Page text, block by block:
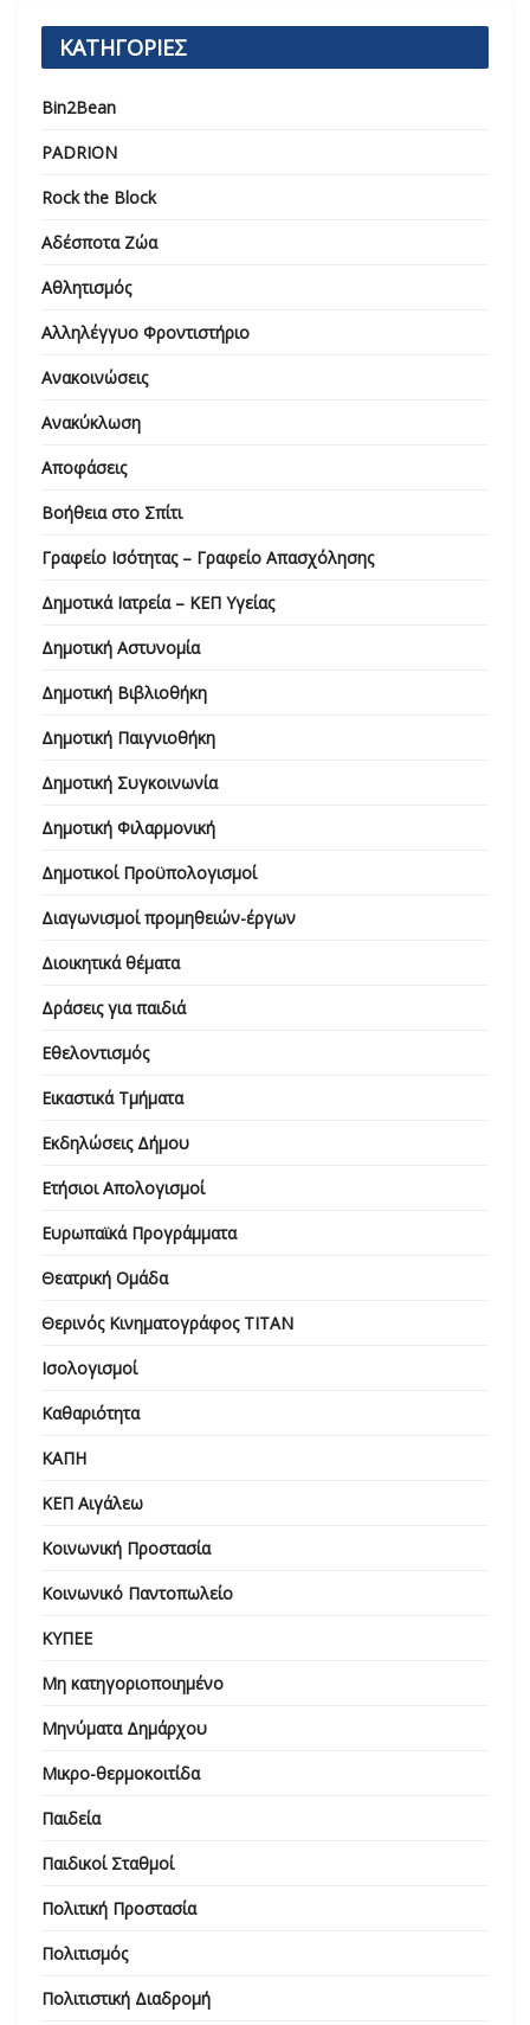
ΚΑΤΗΓΟΡΙΕΣ
Bin2Bean
PADRION
Rock the Block
Αδέσποτα Ζώα
Αθλητισμός
Αλληλέγγυο Φροντιστήριο
Ανακοινώσεις
Ανακύκλωση
Αποφάσεις
Βοήθεια στο Σπίτι
Γραφείο Ισότητας – Γραφείο Απασχόλησης
Δημοτικά Ιατρεία – ΚΕΠ Υγείας
Δημοτική Αστυνομία
Δημοτική Βιβλιοθήκη
Δημοτική Παιγνιοθήκη
Δημοτική Συγκοινωνία
Δημοτική Φιλαρμονική
Δημοτικοί Προϋπολογισμοί
Διαγωνισμοί προμηθειών-έργων
Διοικητικά θέματα
Δράσεις για παιδιά
Εθελοντισμός
Εικαστικά Τμήματα
Εκδηλώσεις Δήμου
Ετήσιοι Απολογισμοί
Ευρωπαϊκά Προγράμματα
Θεατρική Ομάδα
Θερινός Κινηματογράφος ΤΙΤΑΝ
Ισολογισμοί
Καθαριότητα
ΚΑΠΗ
ΚΕΠ Αιγάλεω
Κοινωνική Προστασία
Κοινωνικό Παντοπωλείο
ΚΥΠΕΕ
Μη κατηγοριοποιημένο
Μηνύματα Δημάρχου
Μικρο-θερμοκοιτίδα
Παιδεία
Παιδικοί Σταθμοί
Πολιτική Προστασία
Πολιτισμός
Πολιτιστική Διαδρομή